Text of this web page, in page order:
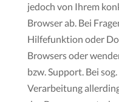
jedoch von Ihrem
Browser ab. Bei
Hilfefunktion oder
Browsers oder
bzw. Support. Bei
Verarbeitung